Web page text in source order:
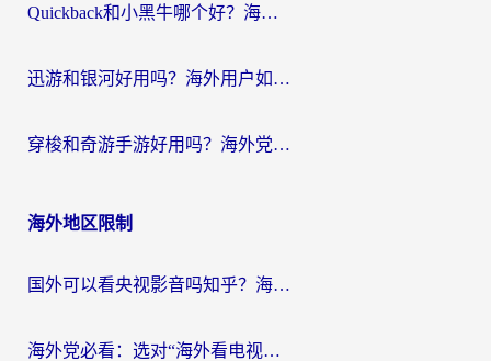
Quickback和小黑牛哪个好？海外党亲测指南，选对回国加速器秒回国内
迅游和银河好用吗？海外用户如何选择回国加速器实现无缝访问国内资源
穿梭和奇游手游好用吗？海外党亲测3款回国加速器，附蜜蜂加速器七天试用攻略
海外地区限制
国外可以看央视影音吗知乎？海外党亲测有效的回国加速方案
海外党必看：选对“海外看电视剧软件”，再也不用愁国内剧刷不了